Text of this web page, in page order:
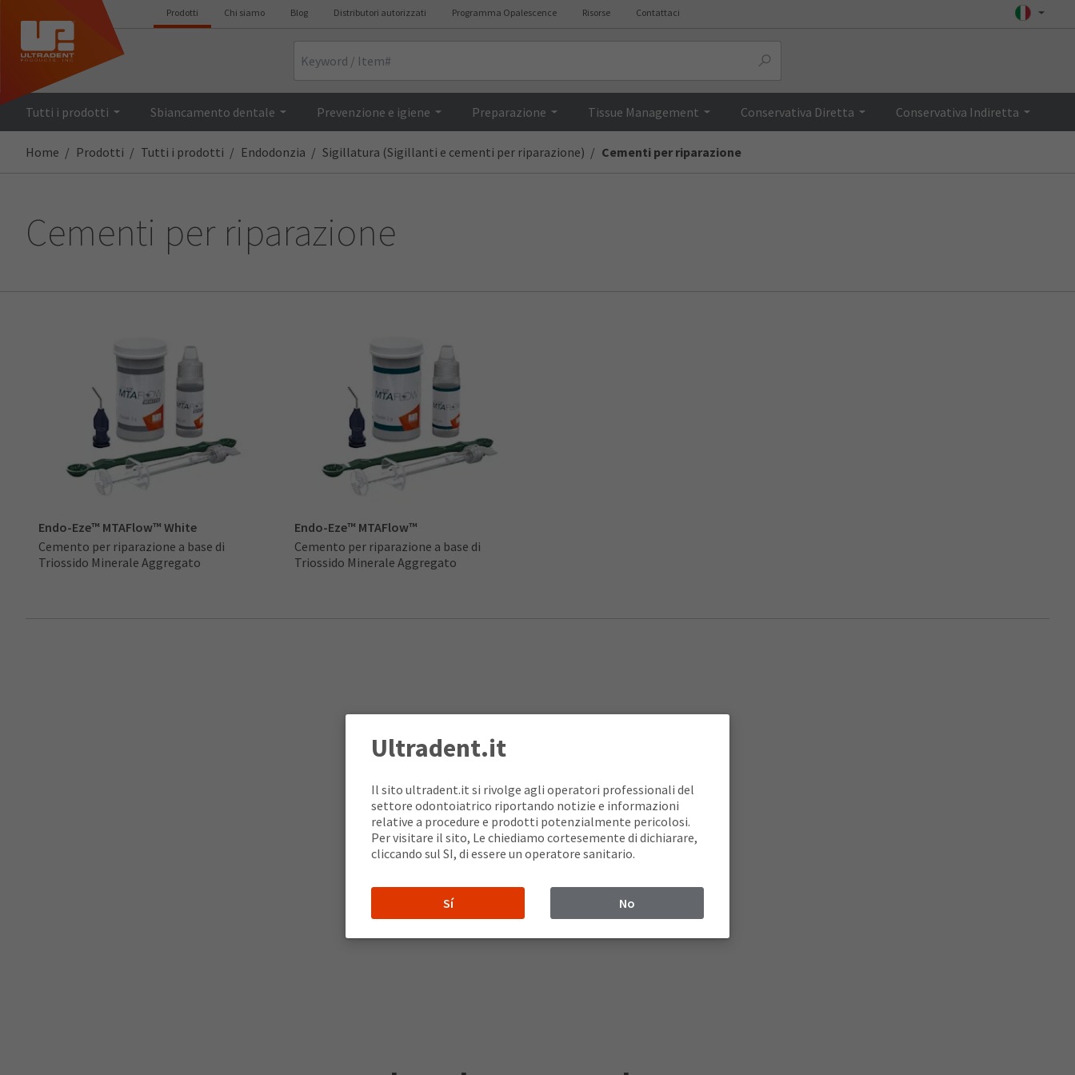
Prodotti Chi siamo Blog Distributori autorizzati Programma Opalescence Risorse Contattaci
Tutti i prodotti Sbiancamento dentale Prevenzione e igiene Preparazione Tissue Management Conservativa Diretta Conservativa Indiretta
Home Prodotti Tutti i prodotti Endodonzia Sigillatura (Sigillanti e cementi per riparazione) Cementi per riparazione
Cementi per riparazione
Endo-Eze™ MTAFlow™ White
Cemento per riparazione a base di
Triossido Minerale Aggregato
Endo-Eze™ MTAFlow™
Cemento per riparazione a base di
Triossido Minerale Aggregato
Ultradent.it
Il sito ultradent.it si rivolge agli operatori professionali del
settore odontoiatrico riportando notizie e informazioni
relative a procedure e prodotti potenzialmente pericolosi.
Per visitare il sito, Le chiediamo cortesemente di dichiarare,
cliccando sul SI, di essere un operatore sanitario.
Sí No